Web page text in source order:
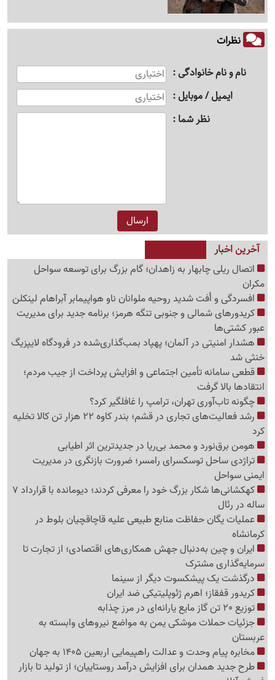
نظرات
نام و نام خانوادگی
ایمیل / موبایل
نظر شما
آخرین اخبار
اتصال ریلی چابهار به زاهدان؛ گام بزرگ برای توسعه سواحل
مکران
افسردگی و اُفت شدید روحیه ملوانان ناو هواپیمابر آبراهام لینکلن
کریدورهای شمالی و جنوبی تنگه هرمز؛ برنامه جدید برای مدیریت
عبور کشتی‌ها
هشدار امنیتی در آلمان؛ پهپاد بمب‌گذاری‌شده در فرودگاه لایپزیگ
خنثی شد
قطعی سامانه تأمین اجتماعی و افزایش پرداخت از جیب مردم؛
انتقادها بالا گرفت
چگونه تاب‌آوری تهران، ترامپ را غافلگیر کرد؟
رشد فعالیت‌های تجاری در قشم؛ بندر کاوه 22 هزار تن کالا تخلیه
کرد
هومن برق‌نورد و محمد بی‌ریا در جدیدترین اثر اطیابی
تراژدی ساحل توسکسرای رامسر؛ ضرورت بازنگری در مدیریت
ایمنی سواحل
کهکشانی‌ها شکار بزرگ خود را معرفی کردند؛ دیومانده با قرارداد 7
ساله در رئال
عملیات یگان حفاظت منابع طبیعی علیه قاچاقچیان بلوط در
کرمانشاه
ایران و چین به‌دنبال جهش همکاری‌های اقتصادی؛ از تجارت تا
سرمایه‌گذاری مشترک
درگذشت یک پیشکسوت دیگر از سینما
کریدور قفقاز؛ اهرم ژئوپلیتیکی ضد ایران
توزیع 20 تن گاز مایع یارانه‌ای در مرز چذابه
جزئیات حملات موشکی یمن به مواضع نیروهای وابسته به
عربستان
مخابره پیام وحدت و عدالت راهپیمایی اربعین 1405 به جهان
طرح جدید همدان برای افزایش درآمد روستاییان؛ از تولید تا بازار